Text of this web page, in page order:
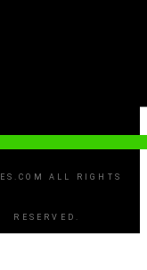
ALL RIGHTS
RESERVED.